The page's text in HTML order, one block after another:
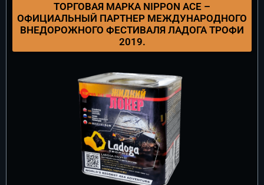
ТОРГОВАЯ МАРКА NIPPON ACE –
ОФИЦИАЛЬНЫЙ ПАРТНЕР МЕЖДУНАРОДНОГО
ВНЕДОРОЖНОГО ФЕСТИВАЛЯ ЛАДОГА ТРОФИ
2019.